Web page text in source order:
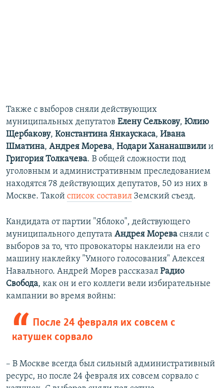
Также с выборов сняли действующих
муниципальных депутатов Елену Селькову, Юлию
Щербакову, Константина Янкаускаса, Ивана
Шматина, Андрея Морева, Нодари Хананашвили и
Григория Толкачева. В общей сложности под
уголовным и административным преследованием
находятся 78 действующих депутатов, 50 из них в
Москве. Такой список составил Земский съезд.
Кандидата от партии "Яблоко", действующего
муниципального депутата Андрея Морева сняли с
выборов за то, что провокаторы наклеили на его
машину наклейку "Умного голосования" Алексея
Навального. Андрей Морев рассказал Радио
Свобода, как он и его коллеги вели избирательные
кампании во время войны:
После 24 февраля их совсем с
катушек сорвало
– В Москве всегда был сильный административный
ресурс, но после 24 февраля их совсем сорвало с